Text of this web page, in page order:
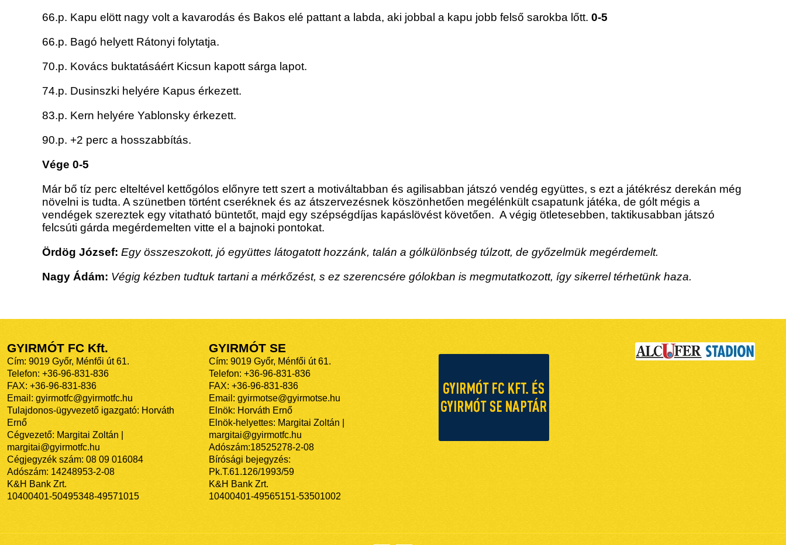
66.p. Kapu elött nagy volt a kavarodás és Bakos elé pattant a labda, aki jobbal a kapu jobb felső sarokba lőtt. 0-5
66.p. Bagó helyett Rátonyi folytatja.
70.p. Kovács buktatásáért Kicsun kapott sárga lapot.
74.p. Dusinszki helyére Kapus érkezett.
83.p. Kern helyére Yablonsky érkezett.
90.p. +2 perc a hosszabbítás.
Vége 0-5
Már bő tíz perc elteltével kettőgólos előnyre tett szert a motiváltabban és agilisabban játszó vendég együttes, s ezt a játékrész derekán még
növelni is tudta. A szünetben történt cseréknek és az átszervezésnek köszönhetően megélénkült csapatunk játéka, de gólt mégis a
vendégek szereztek egy vitatható büntetőt, majd egy szépségdíjas kapáslövést követően. A végig ötletesebben, taktikusabban játszó
felcsúti gárda megérdemelten vitte el a bajnoki pontokat.
Ördög József: Egy összeszokott, jó együttes látogatott hozzánk, talán a gólkülönbség túlzott, de győzelmük megérdemelt.
Nagy Ádám: Végig kézben tudtuk tartani a mérkőzést, s ez szerencsére gólokban is megmutatkozott, így sikerrel térhetünk haza.
GYIRMÓT FC Kft.
Cím: 9019 Győr, Ménfői út 61.
Telefon: +36-96-831-836
FAX: +36-96-831-836
Email: gyirmotfc@gyirmotfc.hu
Tulajdonos-ügyvezető igazgató: Horváth
Ernő
Cégvezető: Margitai Zoltán |
margitai@gyirmotfc.hu
Cégjegyzék szám: 08 09 016084
Adószám: 14248953-2-08
K&H Bank Zrt.
10400401-50495348-49571015
GYIRMÓT SE
Cím: 9019 Győr, Ménfői út 61.
Telefon: +36-96-831-836
FAX: +36-96-831-836
Email: gyirmotse@gyirmotse.hu
Elnök: Horváth Ernő
Elnök-helyettes: Margitai Zoltán |
margitai@gyirmotfc.hu
Adószám:18525278-2-08
Bírósági bejegyzés:
Pk.T.61.126/1993/59
K&H Bank Zrt.
10400401-49565151-53501002